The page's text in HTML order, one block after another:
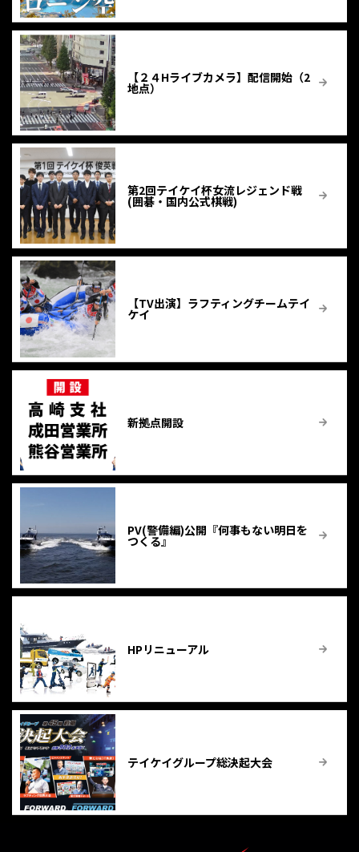
【２４Hライブカメラ】配信開始（2
地点）
第2回テイケイ杯女流レジェンド戦
(囲碁・国内公式棋戦)
【TV出演】ラフティングチームテイ
ケイ
新拠点開設
PV(警備編)公開『何事もない明日を
つくる』
HPリニューアル
テイケイグループ総決起大会